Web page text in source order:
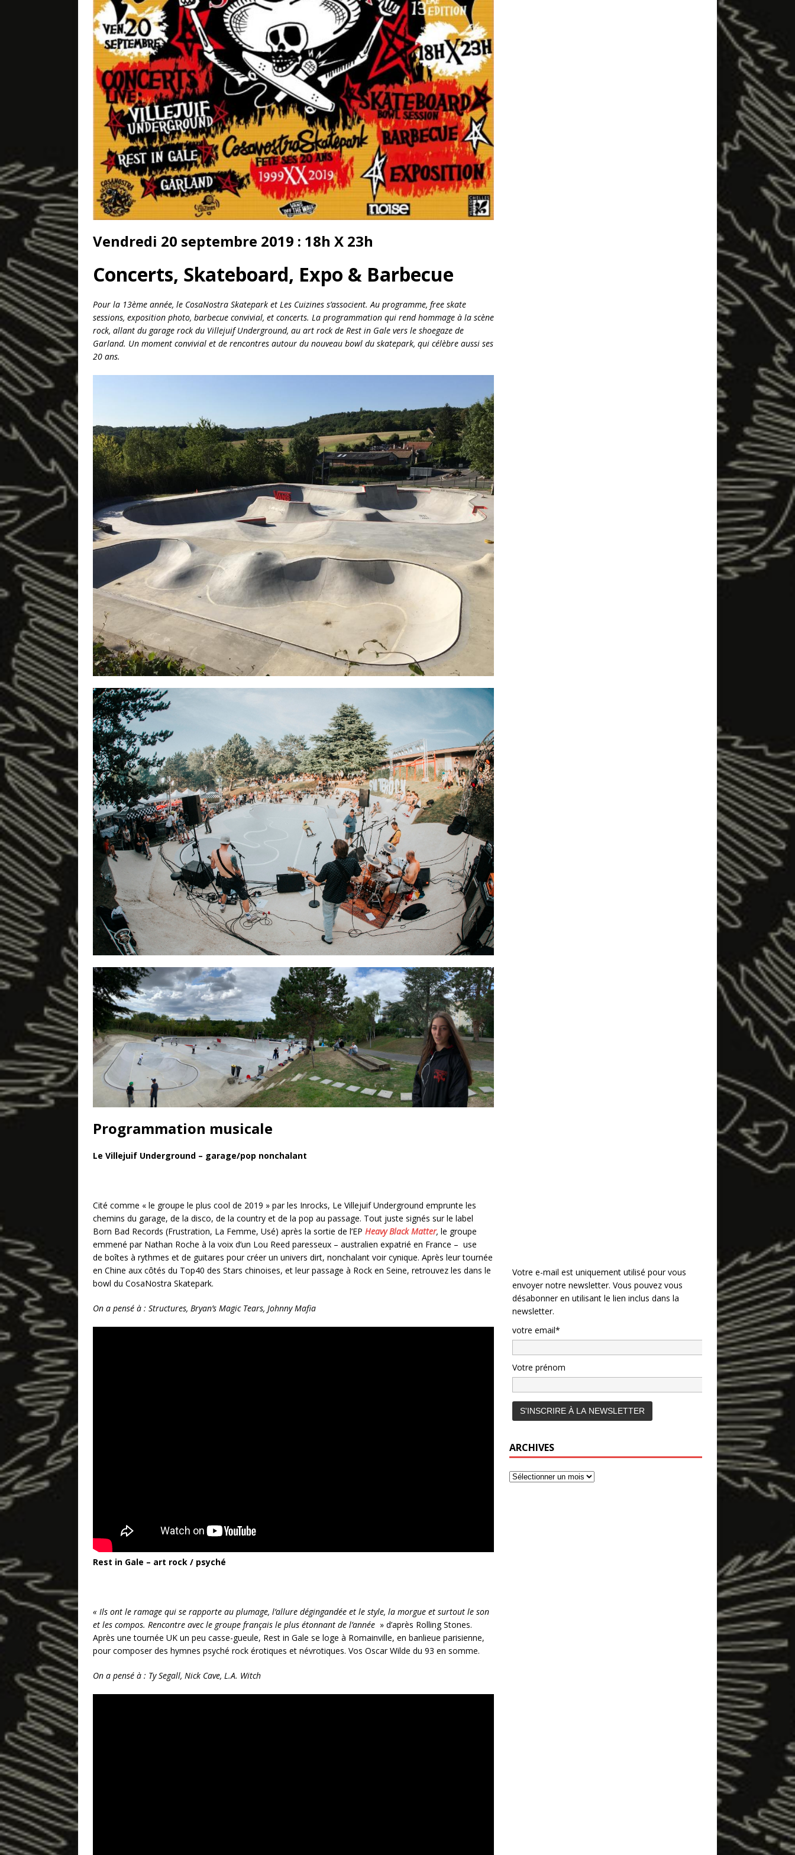
Vendredi 20 septembre 2019 : 18h X 23h
Concerts, Skateboard, Expo & Barbecue
Pour la 13ème année, le CosaNostra Skatepark et Les Cuizines s’associent. Au programme, free skate
sessions, exposition photo, barbecue convivial, et concerts. La programmation qui rend hommage à la scène
rock, allant du garage rock du Villejuif Underground, au art rock de Rest in Gale vers le shoegaze de
Garland. Un moment convivial et de rencontres autour du nouveau bowl du skatepark, qui célèbre aussi ses
20 ans.
Programmation musicale
Le Villejuif Underground – garage/pop nonchalant
Cité comme « le groupe le plus cool de 2019 » par les Inrocks, Le Villejuif Underground emprunte les
chemins du garage, de la disco, de la country et de la pop au passage. Tout juste signés sur le label
Born Bad Records (Frustration, La Femme, Usé) après la sortie de l’EP Heavy Black Matter, le groupe
emmené par Nathan Roche à la voix d’un Lou Reed paresseux – australien expatrié en France – use
de boîtes à rythmes et de guitares pour créer un univers dirt, nonchalant voir cynique. Après leur tournée
en Chine aux côtés du Top40 des Stars chinoises, et leur passage à Rock en Seine, retrouvez les dans le
bowl du CosaNostra Skatepark.
On a pensé à : Structures, Bryan’s Magic Tears, Johnny Mafia
Rest in Gale – art rock / psyché
« Ils ont le ramage qui se rapporte au plumage, l’allure dégingandée et le style, la morgue et surtout le son
et les compos. Rencontre avec le groupe français le plus étonnant de l’année » d’après Rolling Stones.
Après une tournée UK un peu casse-gueule, Rest in Gale se loge à Romainville, en banlieue parisienne,
pour composer des hymnes psyché rock érotiques et névrotiques. Vos Oscar Wilde du 93 en somme.
On a pensé à : Ty Segall, Nick Cave, L.A. Witch
Votre e-mail est uniquement utilisé pour vous
envoyer notre newsletter. Vous pouvez vous
désabonner en utilisant le lien inclus dans la
newsletter.
votre email*
Votre prénom
ARCHIVES